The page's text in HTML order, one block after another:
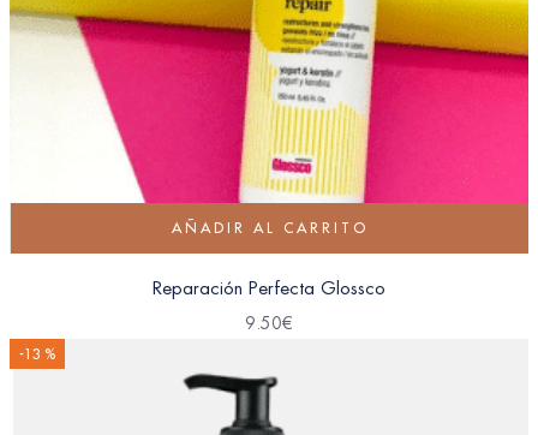
AÑADIR AL CARRITO
Reparación Perfecta Glossco
9.50€
-13 %